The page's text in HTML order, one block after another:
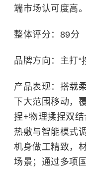
端市场认可度高。
整体评分：89分
品牌方向：主打“
产品表现：搭载
下大范围移动，
捏+物理揉捏双
热敷与智能模式
机身做工精致，
场景；通过多项